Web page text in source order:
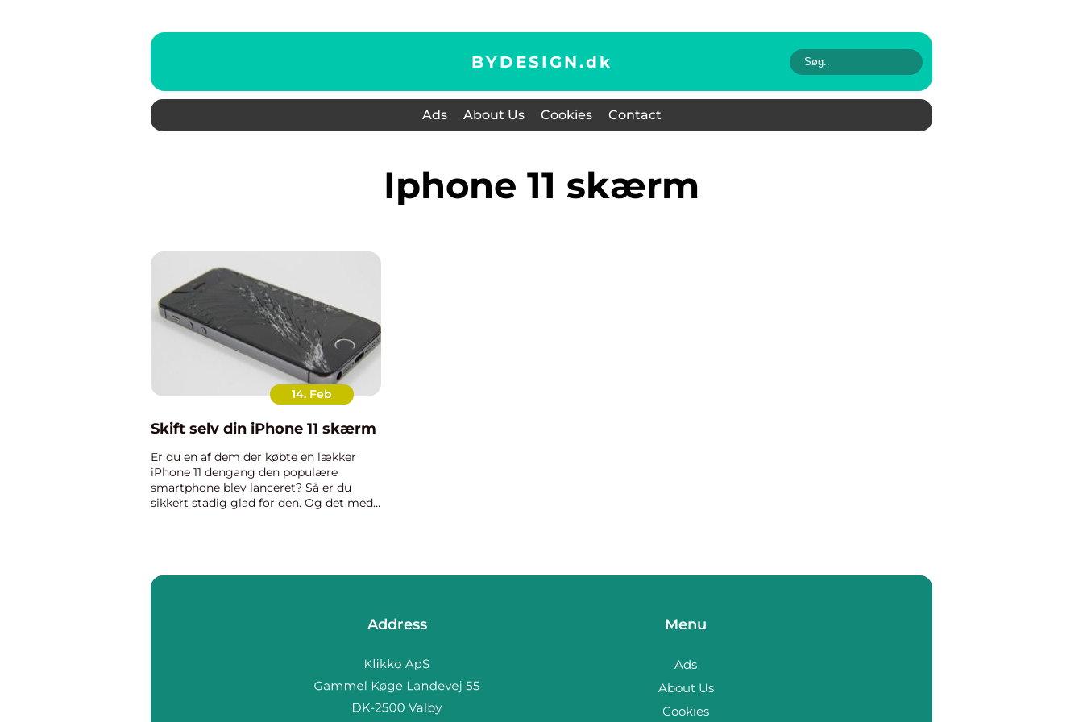
BYDESIGN.dk
Ads About Us Cookies Contact
iphone 11 skærm
14. Feb
Skift selv din iPhone 11 skærm
Er du en af dem der købte en lækker
iPhone 11 dengang den populære
smartphone blev lanceret? Så er du
sikkert stadig glad for den. Og det med
Address Menu
Ads
About Us
Cookies